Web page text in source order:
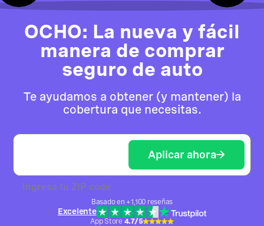
OCHO: La nueva y fácil
manera de comprar
seguro de auto
Te ayudamos a obtener (y mantener) la
cobertura que necesitas.
Ingresa tu ZIP code
Aplicar ahora
Basado en +1,100 reseñas
Excelente
App Store 4.7/5